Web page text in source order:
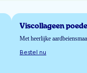
Viscollageen
Met heerlijke
Bestel nu